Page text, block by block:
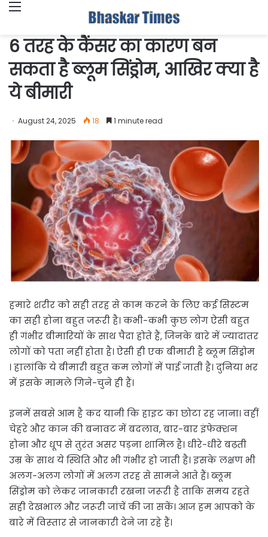
6 तरह के कैंसर का कारण बन
सकता है ब्लूम सिंड्रोम, आख‍िर क्या है
ये बीमारी
August 24, 2025 18 1 minute read
हमारे शरीर को सही तरह से काम करने के लिए कई सिस्टम
का सही होना बहुत जरूरी है। कभी-कभी कुछ लोग ऐसी बहुत
ही गंभीर बीमारियों के साथ पैदा होते हैं, जिनके बारे में ज्‍यादातर
लोगों को पता नहीं होता है। ऐसी ही एक बीमारी है ब्लूम सिंड्रोम
। हालांक‍ि ये बीमारी बहुत कम लोगों में पाई जाती है। दुनिया भर
में इसके मामले गिने-चुने ही हैं।
इनमें सबसे आम है कद यानी कि‍ हाइट का छोटा रह जाना। वहीं
चेहरे और कान की बनावट में बदलाव, बार-बार इंफेक्शन
होना और धूप से तुरंत असर पड़ना शाम‍िल है। धीरे-धीरे बढ़ती
उम्र के साथ ये स्थिति और भी गंभीर हो जाती है। इसके लक्षण भी
अलग-अलग लोगों में अलग तरह से सामने आते हैं। ब्लूम
सिंड्रोम को लेकर जानकारी रखना जरूरी है ताकि समय रहते
सही देखभाल और जरूरी जांचें की जा सकें। आज हम आपको के
बारे में व‍िस्‍तार से जानकारी देने जा रहे हैं।